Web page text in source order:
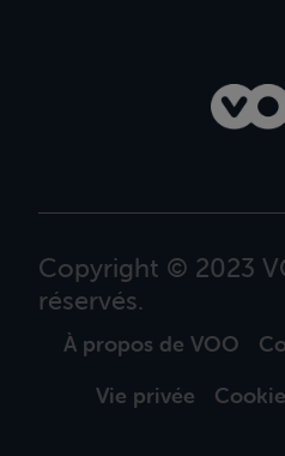
Copyright © 2023
réservés.
À propos de VOO
Vie privée